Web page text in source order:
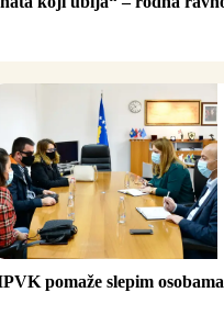
pomaže slepim osobama